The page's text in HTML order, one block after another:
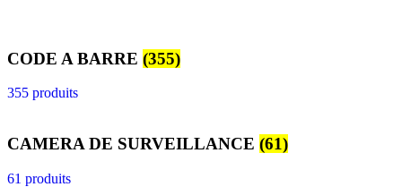
CODE A BARRE (355)
355 produits
CAMERA DE SURVEILLANCE (61)
61 produits